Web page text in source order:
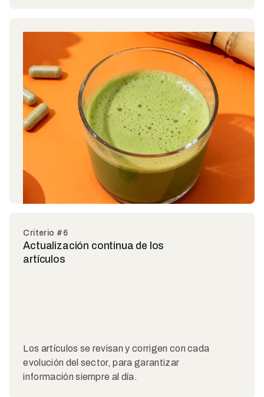
Criterio #6
Actualización continua de los
artículos
Los artículos se revisan y corrigen con cada
evolución del sector, para garantizar
información siempre al día.